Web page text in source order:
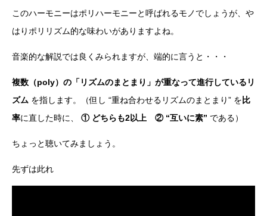
このハーモニーはポリハーモニーと呼ばれるモノでしょうが、や
はりポリリズム的な味わいがありますよね。
音楽的な解説では良くみられますが、端的に言うと・・・
複数（poly）の「リズムのまとまり」が重なって進行しているリ
ズム を指します。（但し “重ね合わせるリズムのまとまり” を 比
率に直した時に、 ① どちらも2以上 ② “互いに素” である）
ちょっと聴いてみましょう。
先ずは此れ